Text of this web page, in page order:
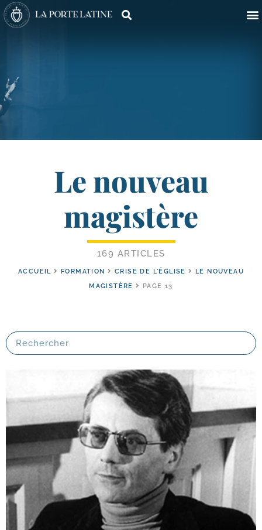
Le nouveau
magistère
169 ARTICLES
ACCUEIL FORMATION CRISE DE L'ÉGLISE
LE NOUVEAU
MAGISTÈRE
PAGE 13